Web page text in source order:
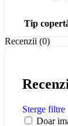
Tip
Recenzii (0)
Sterge filtre
Doar